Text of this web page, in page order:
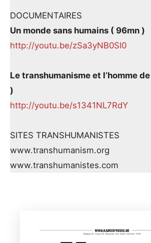
DOCUMENTAIRES
Un monde sans humains ( 96mn )
http://youtu.be/zSa3yNB0SI0
Le transhumanisme et l’homme
)
http://youtu.be/s1341NL7RdY
SITES TRANSHUMANISTES
www.transhumanism.org
www.transhumanistes.com